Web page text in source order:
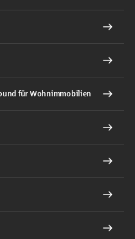
für Wohnimmobilien